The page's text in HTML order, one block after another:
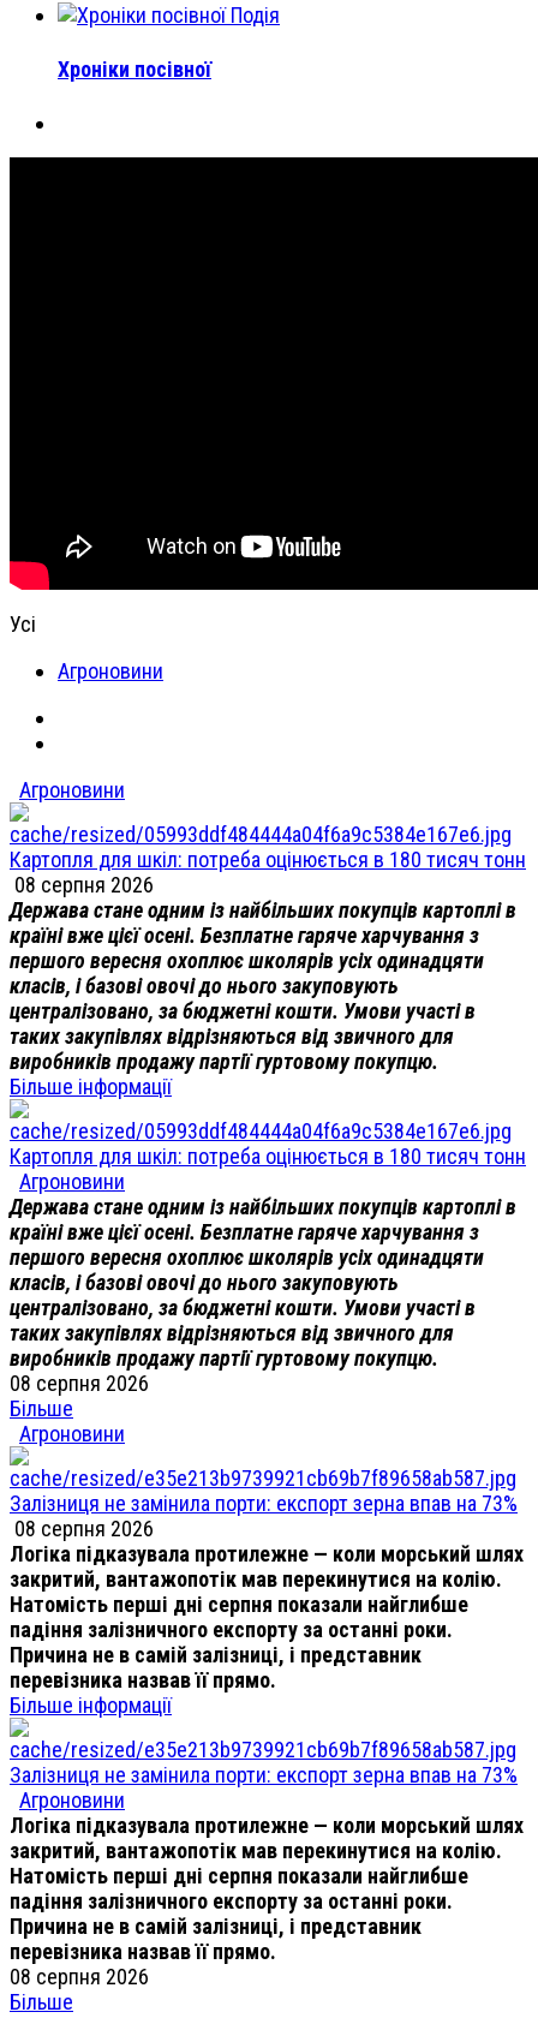
Подія
Хроніки посівної
Усі
Агроновини
Агроновини
Картопля для шкіл: потреба оцінюється в 180 тисяч тонн
08 серпня 2026
Держава стане одним із найбільших покупців картоплі в
країні вже цієї осені. Безплатне гаряче харчування з
першого вересня охоплює школярів усіх одинадцяти
класів, і базові овочі до нього закуповують
централізовано, за бюджетні кошти. Умови участі в
таких закупівлях відрізняються від звичного для
виробників продажу партії гуртовому покупцю.
Більше інформації
Картопля для шкіл: потреба оцінюється в 180 тисяч тонн
Агроновини
Держава стане одним із найбільших покупців картоплі в
країні вже цієї осені. Безплатне гаряче харчування з
першого вересня охоплює школярів усіх одинадцяти
класів, і базові овочі до нього закуповують
централізовано, за бюджетні кошти. Умови участі в
таких закупівлях відрізняються від звичного для
виробників продажу партії гуртовому покупцю.
08 серпня 2026
Більше
Агроновини
Залізниця не замінила порти: експорт зерна впав на 73%
08 серпня 2026
Логіка підказувала протилежне — коли морський шлях
закритий, вантажопотік мав перекинутися на колію.
Натомість перші дні серпня показали найглибше
падіння залізничного експорту за останні роки.
Причина не в самій залізниці, і представник
перевізника назвав її прямо.
Більше інформації
Залізниця не замінила порти: експорт зерна впав на 73%
Агроновини
Логіка підказувала протилежне — коли морський шлях
закритий, вантажопотік мав перекинутися на колію.
Натомість перші дні серпня показали найглибше
падіння залізничного експорту за останні роки.
Причина не в самій залізниці, і представник
перевізника назвав її прямо.
08 серпня 2026
Більше